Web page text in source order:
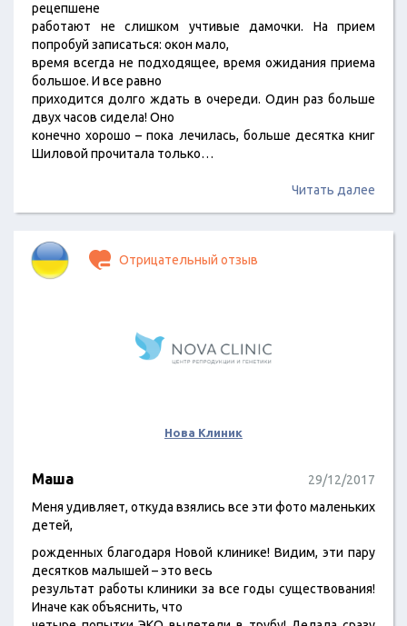
рецепшене
работают не слишком учтивые дамочки. На прием
попробуй записаться: окон мало,
время всегда не подходящее, время ожидания приема
большое. И все равно
приходится долго ждать в очереди. Один раз больше
двух часов сидела! Оно
конечно хорошо – пока лечилась, больше десятка книг
Шиловой прочитала только…
Читать далее
Отрицательный отзыв
Нова Клиник
Маша
29/12/2017
Меня удивляет, откуда взялись все эти фото маленьких
детей,
рожденных благодаря Новой клинике! Видим, эти пару
десятков малышей – это весь
результат работы клиники за все годы существования!
Иначе как объяснить, что